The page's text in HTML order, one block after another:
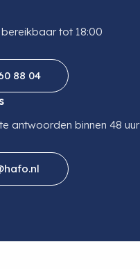
bereikbaar tot 18:00
88 04
antwoorden binnen 48 uur